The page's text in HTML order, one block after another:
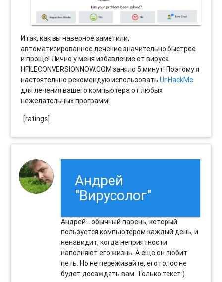
Итак, как вы наверное заметили,
автоматизированное лечение значительно быстрее
и проще! Лично у меня избавление от вируса
HFILECONVERSIONNOW.COM заняло 5 минут! Поэтому я
настоятельно рекомендую использоватьUnHackMe
для лечения вашего компьютера от любых
нежелательных программ!
[ratings]
Андрей
"Вирусолог"
Андрей - обычный парень, который
пользуется компьютером каждый день, и
ненавидит, когда неприятности
наполняют его жизнь. А еще он любит
петь. Но не переживайте, его голос не
будет досаждать вам. Только текст )